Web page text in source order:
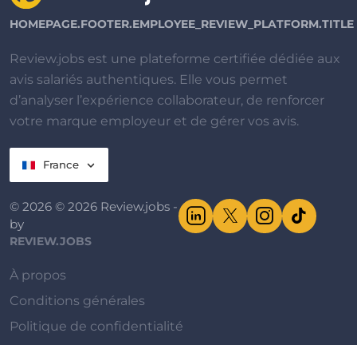
HOMEPAGE.FOOTER.EMPLOYEE_REVIEW_PLATFORM.TITLE
Review.jobs est une plateforme certifiée dédiée aux
avis salariés authentiques. Elle vous permet
d’analyser l’expérience collaborateur, de renforcer
votre marque employeur et de gérer vos avis.
France
© 2026 © 2026 Review.jobs -
by
REVIEW.JOBS
À propos
Conditions générales
Politique de confidentialité